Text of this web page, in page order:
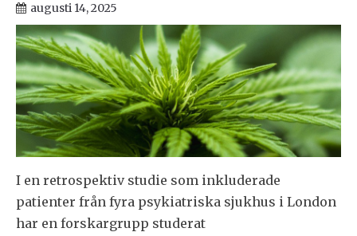
augusti 14, 2025
I en retrospektiv studie som inkluderade
patienter från fyra psykiatriska sjukhus i London
har en forskargrupp studerat